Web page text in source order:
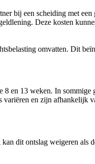
bij een scheiding met
Deze kosten
omvatten. Dit
en 13 weken. In sommige
variëren en zijn afhankelijk
dit ontslag weigeren als